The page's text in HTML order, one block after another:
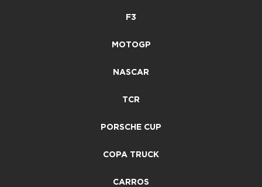
F3
MOTOGP
NASCAR
TCR
PORSCHE CUP
COPA TRUCK
CARROS